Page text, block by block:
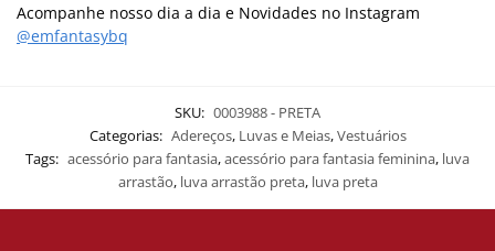
Acompanhe nosso dia a dia e Novidades no Instagram
@emfantasybq
SKU: 0003988 - PRETA
Categorias: Adereços, Luvas e Meias,Vestuários
Tags: acessório para fantasia,acessório para fantasia feminina, luva
arrastão, luva arrastão preta, luva preta